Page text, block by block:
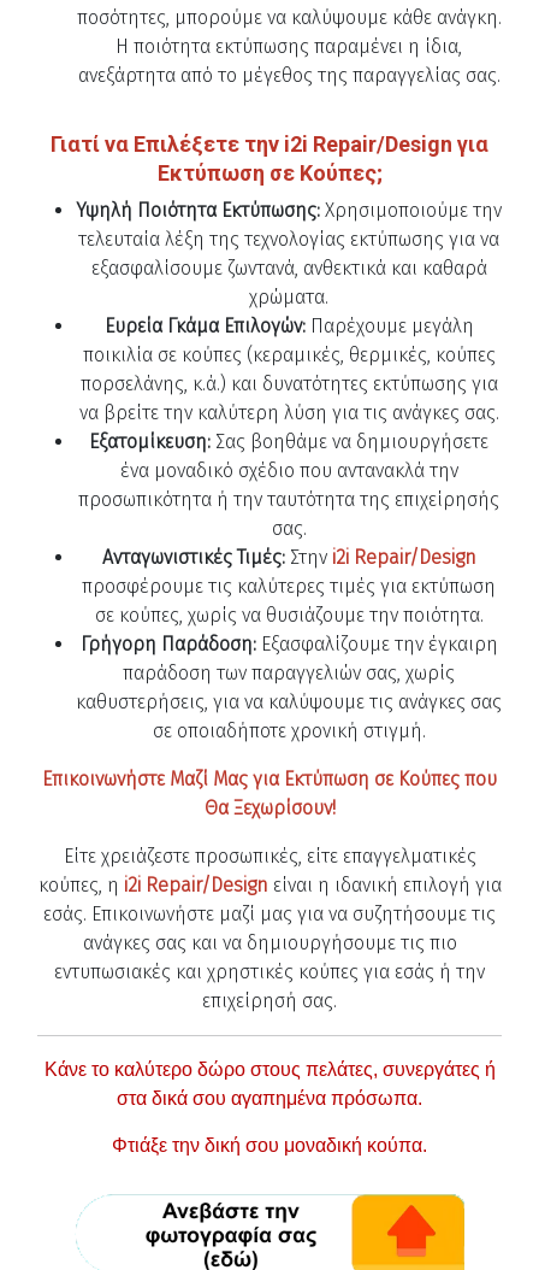
ποσότητες, μπορούμε να καλύψουμε κάθε ανάγκη.
Η ποιότητα εκτύπωσης παραμένει η ίδια,
ανεξάρτητα από το μέγεθος της παραγγελίας σας.
Γιατί να Επιλέξετε την i2i Repair/Design για
Εκτύπωση σε Κούπες;
Υψηλή Ποιότητα Εκτύπωσης: Χρησιμοποιούμε την
τελευταία λέξη της τεχνολογίας εκτύπωσης για να
εξασφαλίσουμε ζωντανά, ανθεκτικά και καθαρά
χρώματα.
Ευρεία Γκάμα Επιλογών:Παρέχουμε μεγάλη
ποικιλία σε κούπες (κεραμικές, θερμικές, κούπες
πορσελάνης, κ.ά.) και δυνατότητες εκτύπωσης για
να βρείτε την καλύτερη λύση για τις ανάγκες σας.
Εξατομίκευση: Σας βοηθάμε να δημιουργήσετε
ένα μοναδικό σχέδιο που αντανακλά την
προσωπικότητα ή την ταυτότητα της επιχείρησής
σας.
Ανταγωνιστικές Τιμές:Στην i2i Repair/Design
προσφέρουμε τις καλύτερες τιμές για εκτύπωση
σε κούπες, χωρίς να θυσιάζουμε την ποιότητα.
Γρήγορη Παράδοση:Εξασφαλίζουμε την έγκαιρη
παράδοση των παραγγελιών σας, χωρίς
καθυστερήσεις, για να καλύψουμε τις ανάγκες σας
σε οποιαδήποτε χρονική στιγμή.
Επικοινωνήστε Μαζί Μας για Εκτύπωση σε Κούπες που
Θα Ξεχωρίσουν!
Είτε χρειάζεστε προσωπικές, είτε επαγγελματικές
κούπες, η i2i Repair/Design είναι η ιδανική επιλογή για
εσάς. Επικοινωνήστε μαζί μας για να συζητήσουμε τις
ανάγκες σας και να δημιουργήσουμε τις πιο
εντυπωσιακές και χρηστικές κούπες για εσάς ή την
επιχείρησή σας.
Κάνε το καλύτερο δώρο στους πελάτες, συνεργάτες ή
στα δικά σου αγαπημένα πρόσωπα.
Φτιάξε την δική σου μοναδική κούπα.